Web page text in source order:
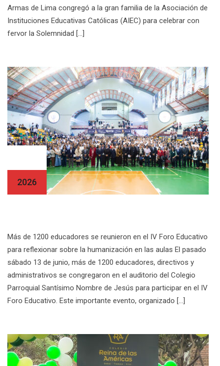
Armas de Lima congregó a la gran familia de la Asociación de
Instituciones Educativas Católicas (AIEC) para celebrar con
fervor la Solemnidad […]
2026
Más de 1200 educadores se reunieron en el IV Foro Educativo
para reflexionar sobre la humanización en las aulas El pasado
sábado 13 de junio, más de 1200 educadores, directivos y
administrativos se congregaron en el auditorio del Colegio
Parroquial Santísimo Nombre de Jesús para participar en el IV
Foro Educativo. Este importante evento, organizado […]